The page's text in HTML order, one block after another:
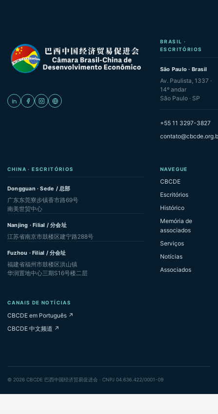
BRASIL ·
ESCRITÓRIOS
São Paulo · Brasil
Av. Paulista, 1337 ·
14º andar
São Paulo · SP
+55 11 3297-3827
CHINA · ESCRITÓRIOS
Dongguan · Sede / 总部
广东东莞寮步镇香市路69号
南美世贸中心
Nanjing · Filial / 分会址
江苏省南京市鼓楼区建宁路288号
Fuzhou · Filial / 分会址
福建省福州市鼓楼区洪山镇
华润置地中心三期S16号楼二层
NAVEGUE
CBCDE
Escritórios
Histórico
Memória de
associados
Serviços
Notícias
Associados
CANAIS DE NOTÍCIAS
CBCDE em Português ↗
CBCDE 中文频道 ↗
© 2026 CBCDE 巴西中国经济贸易促进会 · CNPJ 04.636.422/0001-09